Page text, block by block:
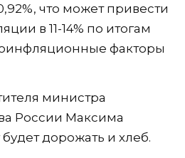
что может привести
в 11-14% по итогам
факторы
министра
России Максима
будет дорожать и хлеб.